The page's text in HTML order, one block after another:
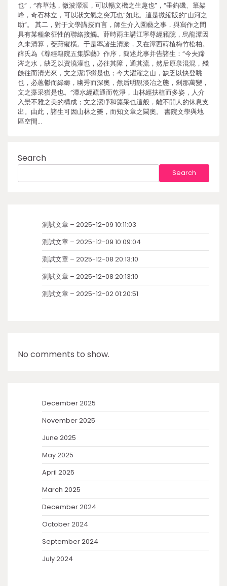
也”，“春草池，微波瀠洄，可以暢文機之生趣也”，“垂釣磯、筆架
峰，奇石林立，可以狀文氣之突兀也”如此。這是微縮版的“山河之
助”。 其二，對于文學講授而言，師生介入園藝之事，與寫作之間
具有某種象征性的聯絡接觸。薛時雨主講江寧尊經籍院，烏龍潭因
久未清算，茭葑縱橫。于是率諸生清淤，又在潭西蒔植梅竹松柏。
薛氏為《尊經籍院五集課藝》作序，簡述此事并告諸生：“今夫蹄
涔之水，缺乏以資澆灌也，必往其障，通其流，然后原泉混混，殘
餘往而清光來，文之潔凈猶是也；今夫濯濯之山，缺乏以快登眺
也，必蔥鬱而綠縟，幽秀而深奧，然后明靚淡冶之態，剎那萬變，
文之藻采猶是也。”潭水經疏通而乾淨，山林經扶植而多姿，人介
入景不雅之美的構成；文之潔凈和藻采也這般，離不開人的休息支
出。由此，諸生可因山林之樂，而知文章之閫奧。 書院文學與地
區空間…
Search
Search
測試文章 – 2025-12-09 10:11:03
測試文章 – 2025-12-09 10:09:04
測試文章 – 2025-12-08 20:13:10
測試文章 – 2025-12-08 20:13:10
測試文章 – 2025-12-02 01:20:51
No comments to show.
December 2025
November 2025
June 2025
May 2025
April 2025
March 2025
December 2024
October 2024
September 2024
July 2024